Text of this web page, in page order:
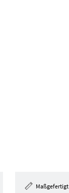
Maßgefertigt